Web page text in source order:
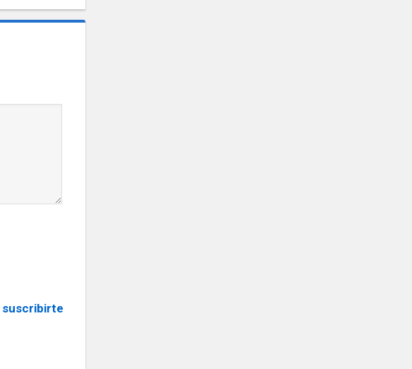
suscribirte